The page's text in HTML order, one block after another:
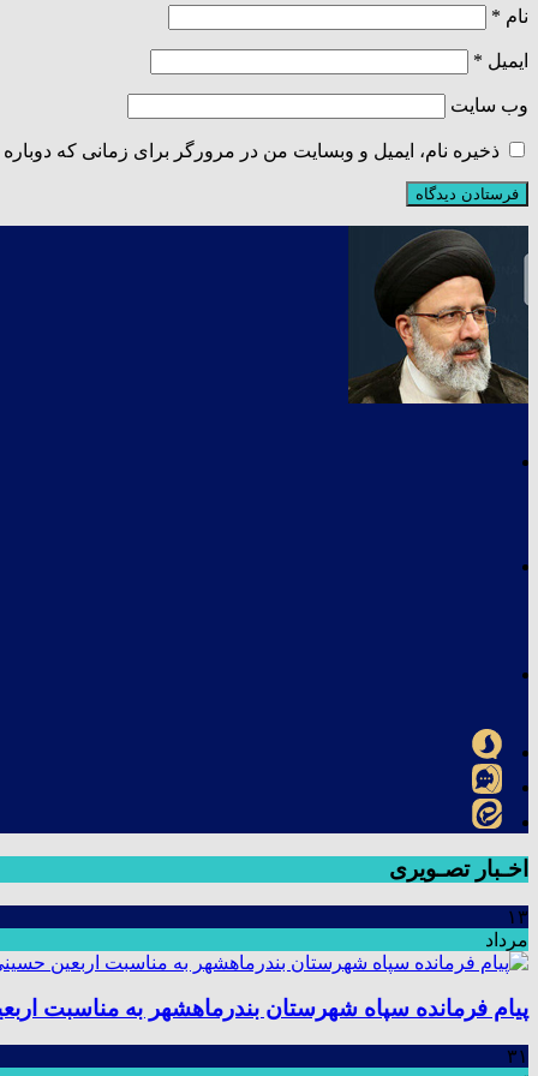
نام *
ایمیل *
وب‌ سایت
ذخیره نام، ایمیل و وبسایت من در مرورگر برای زمانی که
اخـبار تصـویری
۱۳
مرداد
پیام فرمانده سپاه شهرستان بندرماهشهر به مناسبت
۳۱